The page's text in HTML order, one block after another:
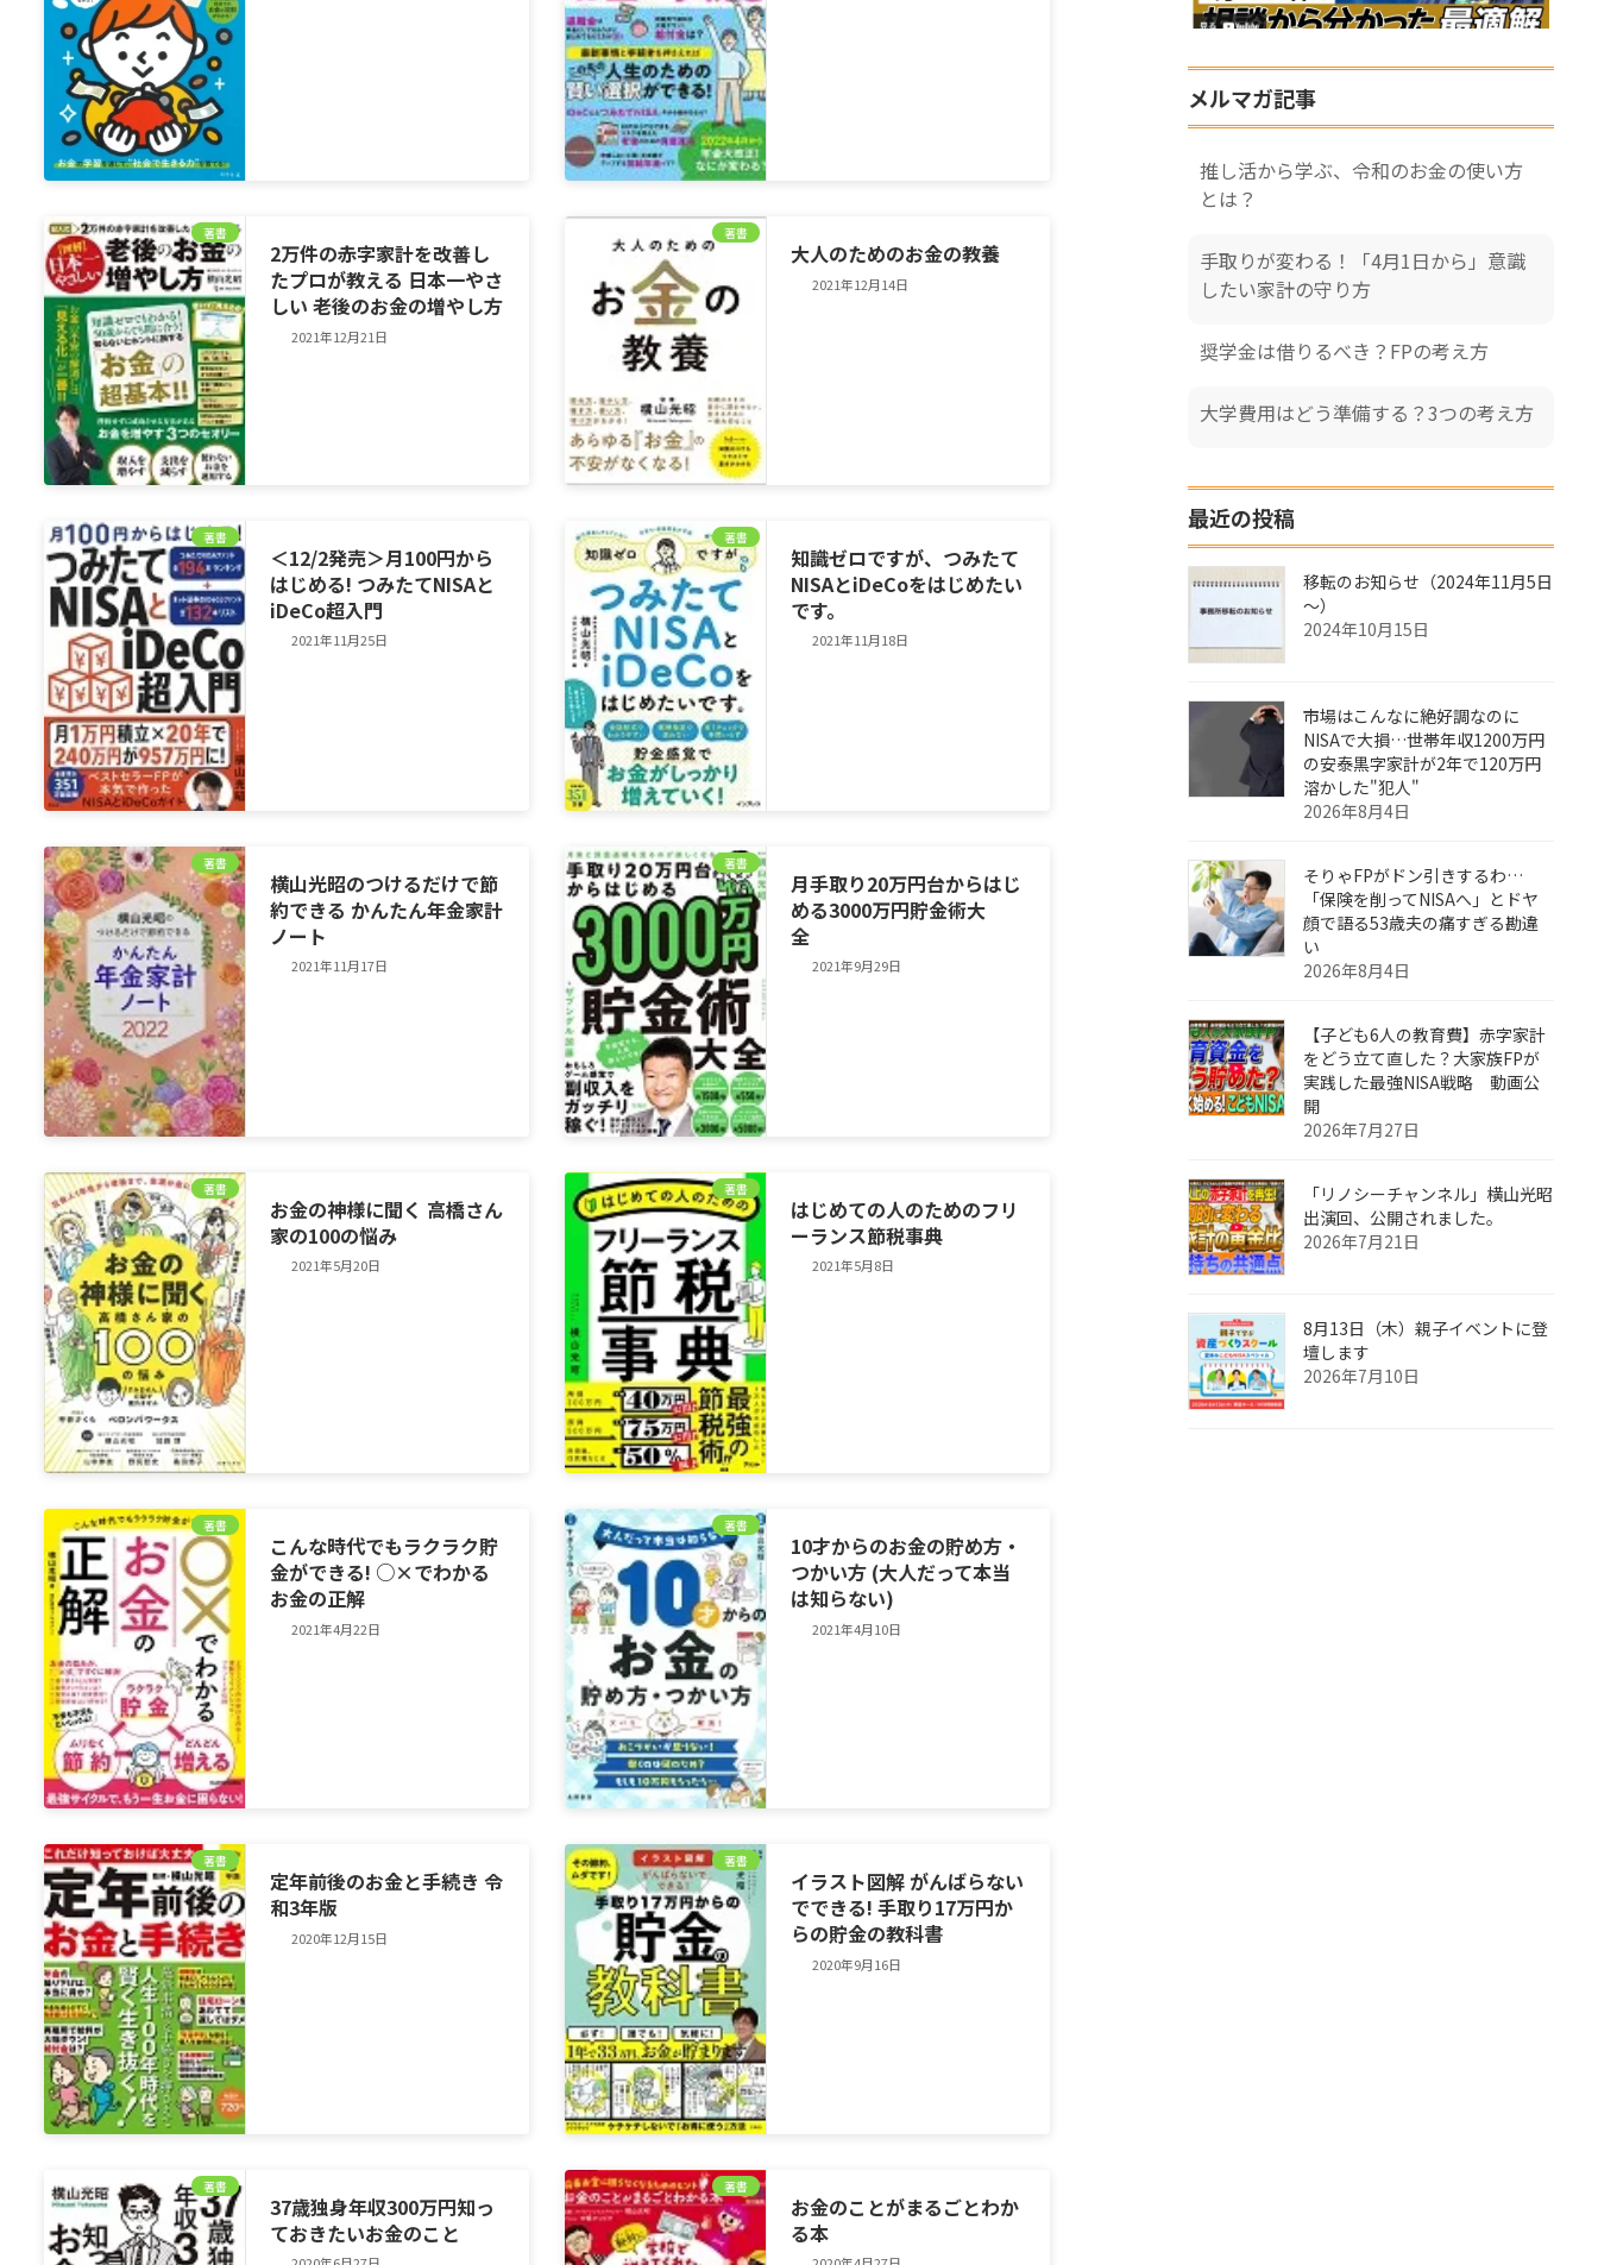
著書
2万件の赤字家計を改善し
たプロが教える 日本一やさ
しい 老後のお金の増やし方
2021年12月21日
著書
大人のためのお金の教養
2021年12月14日
著書
＜12/2発売＞月100円から
はじめる! つみたてNISAと
iDeCo超入門
2021年11月25日
著書
知識ゼロですが、つみたて
NISAとiDeCoをはじめたい
です。
2021年11月18日
著書
横山光昭のつけるだけで節
約できる かんたん年金家計
ノート
2021年11月17日
著書
月手取り20万円台からはじ
める3000万円貯金術大
全
2021年9月29日
著書
お金の神様に聞く 高橋さん
家の100の悩み
2021年5月20日
著書
はじめての人のためのフリ
ーランス節税事典
2021年5月8日
著書
こんな時代でもラクラク貯
金ができる! ○×でわかる
お金の正解
2021年4月22日
著書
10才からのお金の貯め方・
つかい方 (大人だって本当
は知らない)
2021年4月10日
著書
定年前後のお金と手続き 令
和3年版
2020年12月15日
著書
イラスト図解 がんばらない
でできる! 手取り17万円か
らの貯金の教科書
2020年9月16日
著書
37歳独身年収300万円知っ
ておきたいお金のこと
著書
お金のことがまるごとわか
る本
メルマガ記事
推し活から学ぶ、令和のお金の使い方
とは？
手取りが変わる！「4月1日から」意識
したい家計の守り方
奨学金は借りるべき？FPの考え方
大学費用はどう準備する？3つの考え方
最近の投稿
移転のお知らせ（2024年11月5日
～）
2024年10月15日
市場はこんなに絶好調なのに
NISAで大損…世帯年収1200万円
の安泰黒字家計が2年で120万円
溶かした"犯人"
2026年8月4日
そりゃFPがドン引きするわ…
「保険を削ってNISAへ」とドヤ
顔で語る53歳夫の痛すぎる勘違
い
2026年8月4日
【子ども6人の教育費】赤字家計
をどう立て直した？大家族FPが
実践した最強NISA戦略 動画公
開
2026年7月27日
「リノシーチャンネル」横山光昭
出演回、公開されました。
2026年7月21日
8月13日（木）親子イベントに登
壇します
2026年7月10日